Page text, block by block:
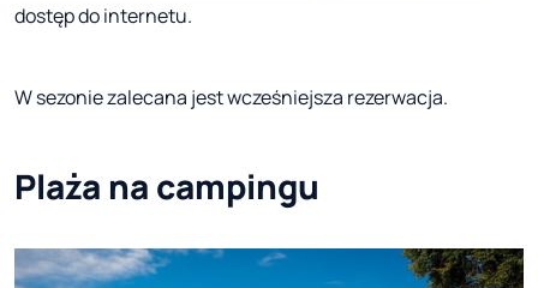
dostęp do internetu.
W sezonie zalecana jest wcześniejsza rezerwacja.
Plaża na campingu